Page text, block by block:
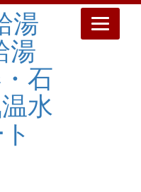
Toggle